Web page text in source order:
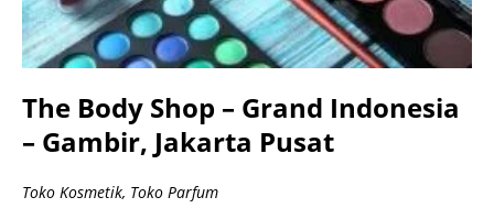
The Body Shop – Grand Indonesia
– Gambir, Jakarta Pusat
Toko Kosmetik, Toko Parfum